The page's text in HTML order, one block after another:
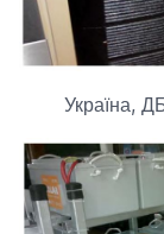
Україна,